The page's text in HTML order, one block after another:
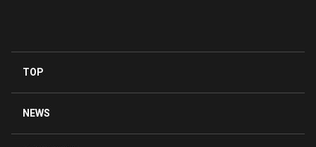
TOP
NEWS